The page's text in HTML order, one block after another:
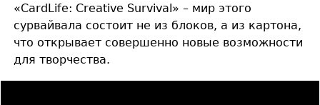
«CardLife: Creative Survival» – мир этого
сурвайвала состоит не из блоков, а из картона,
что открывает совершенно новые возможности
для творчества.